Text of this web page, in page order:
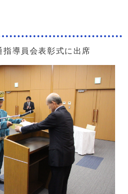
導員会表彰式に出席